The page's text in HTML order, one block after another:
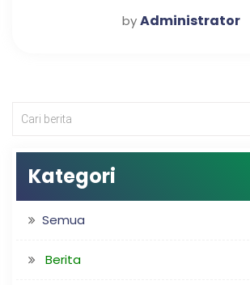
RI ke-73 di
byAdministrator
Kategori
Semua
Berita